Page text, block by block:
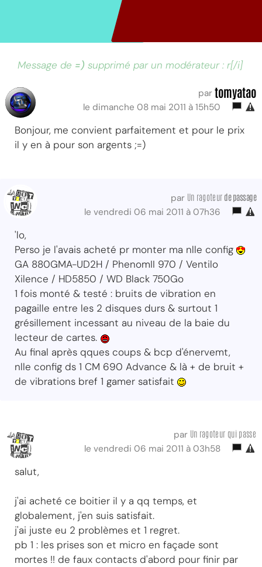
Message de =) supprimé par un modérateur : r[/i]
par tomyatao
le dimanche 08 mai 2011 à 15h50
Bonjour, me convient parfaitement et pour le prix
il y en à pour son argents ;=)
par Un ragoteur de passage
le vendredi 06 mai 2011 à 07h36
'lo,
Perso je l'avais acheté pr monter ma nlle config
GA 880GMA-UD2H / PhenomII 970 / Ventilo
Xilence / HD5850 / WD Black 750Go
1 fois monté & testé : bruits de vibration en
pagaille entre les 2 disques durs & surtout 1
grésillement incessant au niveau de la baie du
lecteur de cartes.
Au final après qques coups & bcp d'énervemt,
nlle config ds 1 CM 690 Advance & là + de bruit +
de vibrations bref 1 gamer satisfait
par Un ragoteur qui passe
le vendredi 06 mai 2011 à 03h58
salut,
j'ai acheté ce boitier il y a qq temps, et
globalement, j'en suis satisfait.
j'ai juste eu 2 problèmes et 1 regret.
pb 1 : les prises son et micro en façade sont
mortes !! de faux contacts d'abord pour finir par